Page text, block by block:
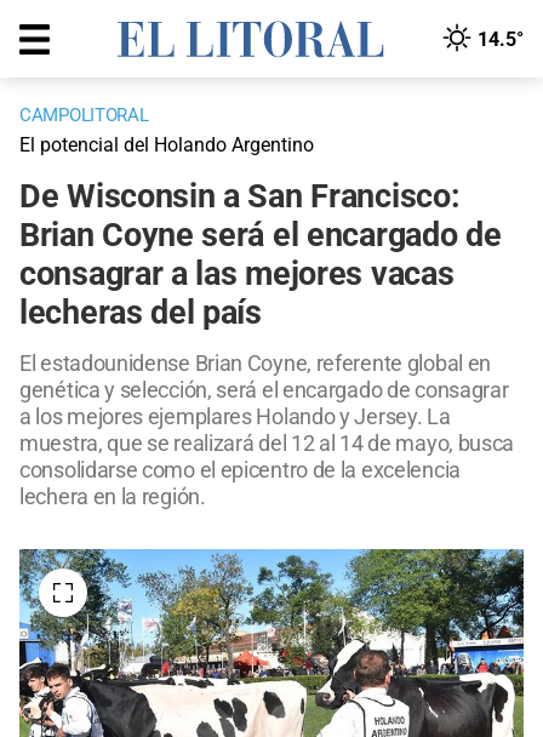
14.5°
CAMPOLITORAL
El potencial del Holando Argentino
De Wisconsin a San Francisco:
Brian Coyne será el encargado de
consagrar a las mejores vacas
lecheras del país
El estadounidense Brian Coyne, referente global en
genética y selección, será el encargado de consagrar
a los mejores ejemplares Holando y Jersey. La
muestra, que se realizará del 12 al 14 de mayo, busca
consolidarse como el epicentro de la excelencia
lechera en la región.